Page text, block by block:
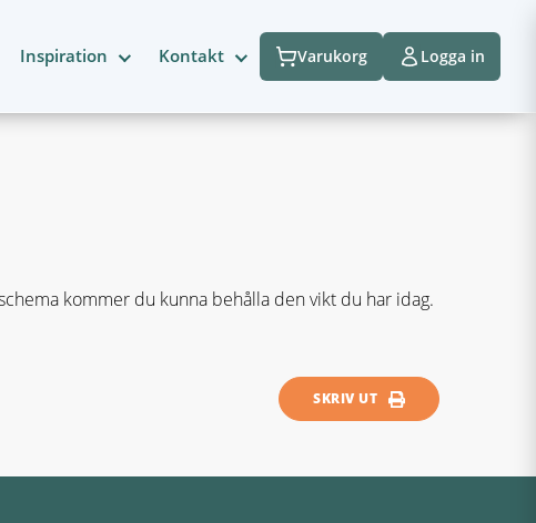
Inspiration Kontakt Varukorg Logga in
kommer du kunna behålla den vikt du har idag.
SKRIV UT